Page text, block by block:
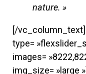
nature. »
[/
type=
images=
img_size= »large